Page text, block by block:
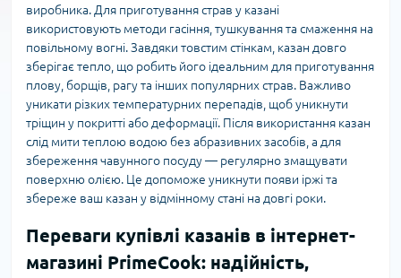
виробника. Для приготування страв у казані
використовують методи гасіння, тушкування та смаження на
повільному вогні. Завдяки товстим стінкам, казан довго
зберігає тепло, що робить його ідеальним для приготування
плову, борщів, рагу та інших популярних страв. Важливо
уникати різких температурних перепадів, щоб уникнути
тріщин у покритті або деформації. Після використання казан
слід мити теплою водою без абразивних засобів, а для
збереження чавунного посуду — регулярно змащувати
поверхню олією. Це допоможе уникнути появи іржі та
збереже ваш казан у відмінному стані на довгі роки.
Переваги купівлі казанів в інтернет-
магазині PrimeCook: надійність,